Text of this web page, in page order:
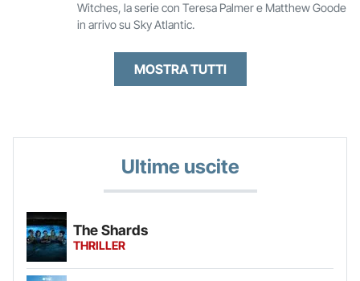
Witches, la serie con Teresa Palmer e Matthew Goode
in arrivo su Sky Atlantic.
MOSTRA TUTTI
Ultime uscite
The Shards
THRILLER